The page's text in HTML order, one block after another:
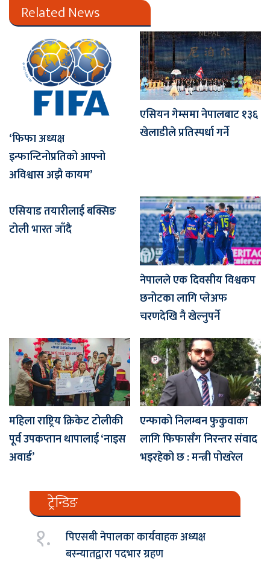
Related News
‘फिफा अध्यक्ष
इन्फान्टिनोप्रतिको आफ्नो
अविश्वास अझै कायम’
एसियन गेम्समा नेपालबाट १३६
खेलाडीले प्रतिस्पर्धा गर्ने
एसियाड तयारीलाई बक्सिङ
टोली भारत जाँदै
नेपालले एक दिवसीय विश्वकप
छनोटका लागि प्लेअफ
चरणदेखि नै खेल्नुपर्ने
महिला राष्ट्रिय क्रिकेट टोलीकी
पूर्व उपकप्तान थापालाई ‘नाइस
अवार्ड’
एन्फाको निलम्बन फुकुवाका
लागि फिफासँग निरन्तर संवाद
भइरहेको छ : मन्त्री पोखरेल
ट्रेन्डिङ
१.
पिएसबी नेपालका कार्यवाहक अध्यक्ष
बस्न्यातद्वारा पदभार ग्रहण